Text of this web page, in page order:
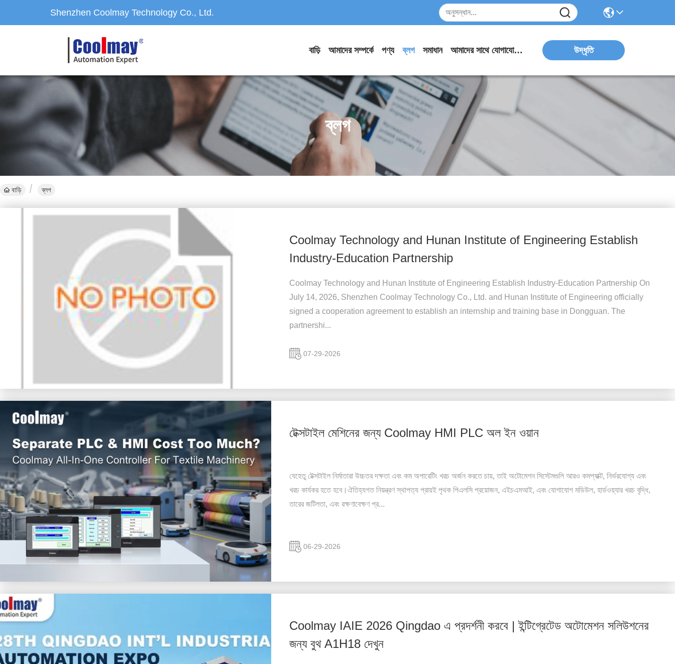
Shenzhen Coolmay Technology Co., Ltd.
বাড়ি আমাদের সম্পর্কে পণ্য ব্লগ সমাধান আমাদের সাথে যোগাযোগ করুন উদ্ধৃতি
ব্লগ
বাড়ি ব্লগ
Coolmay Technology and Hunan Institute of Engineering Establish
Industry-Education Partnership
Coolmay Technology and Hunan Institute of Engineering Establish Industry-Education Partnership On
July 14, 2026, Shenzhen Coolmay Technology Co., Ltd. and Hunan Institute of Engineering officially
signed a cooperation agreement to establish an internship and training base in Dongguan. The
partnershi...
07-29-2026
টেক্সটাইল মেশিনের জন্য Coolmay HMI PLC অল ইন ওয়ান
যেহেতু টেক্সটাইল নির্মাতারা উচ্চতর দক্ষতা এবং কম অপারেটিং খরচ অর্জন করতে চায়, তাই অটোমেশন সিস্টেমগুলি আরও কমপ্যাক্ট, নির্ভরযোগ্য এবং
খরচ কার্যকর হতে হবে।ঐতিহ্যগত নিয়ন্ত্রণ স্থাপত্য প্রায়ই পৃথক পিএলসি প্রয়োজন, এইচএমআই, এবং যোগাযোগ মডিউল, হার্ডওয়্যার খরচ বৃদ্ধি,
তারের জটিলতা, এবং রক্ষণাবেক্ষণ প্র...
06-29-2026
Coolmay IAIE 2026 Qingdao এ প্রদর্শনী করবে | ইন্টিগ্রেটেড অটোমেশন সলিউশনের
জন্য বুথ A1H18 দেখুন